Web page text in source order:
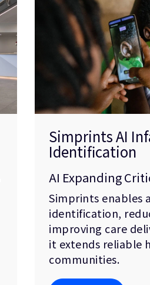
Simprints AI
Identification
AI Expanding
Simprints enables
identification,
improving care
it extends reliable
communities.